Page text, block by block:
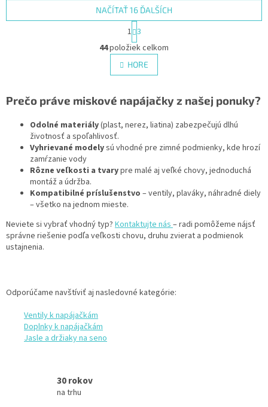
O
v
l
á
a
c
i
p
v
y
p
i
NAČÍTAŤ 16 ĎALŠÍCH
t
r
á
n
k
v
a
i
1 3
44položiek celkom
HORE
Prečo práve miskové napájačky z našej ponuky?
Odolné materiály(plast, nerez, liatina) zabezpečujú dlhú
životnosť a spoľahlivosť.
Vyhrievané modelysú vhodné pre zimné podmienky, kde hrozí
zamŕzanie vody
Rôzne veľkosti a tvarypre malé aj veľké chovy, jednoduchá
montáž a údržba.
Kompatibilné príslušenstvo – ventily, plaváky, náhradné diely
– všetko na jednom mieste.
Neviete si vybrať vhodný typ? Kontaktujte nás– radi pomôžeme nájsť
správne riešenie podľa veľkosti chovu, druhu zvierat a podmienok
ustajnenia.
Odporúčame navštíviť aj nasledovné kategórie:
Ventily k napájačkám
Doplnky k napájačkám
Jasle a držiaky na seno
30 rokov
na trhu